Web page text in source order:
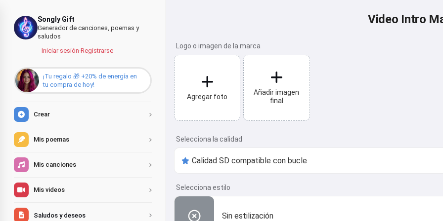
Songly Gift
Generador de canciones, poemas y
saludos
Iniciar sesión·Registrarse
¡Tu regalo 🎁 +20% de energía en
tu compra de hoy!
Crear
Mis poemas
Mis canciones
Mis videos
Saludos y deseos
Video Intro
Logo o imagen de la marca
Agregar foto
Añadir imagen
final
Selecciona la calidad
Selecciona estilo
Sin estilización